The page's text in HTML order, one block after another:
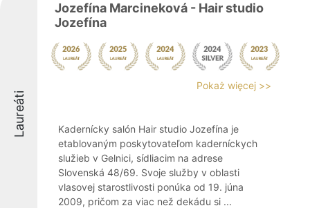
Laureáti
Jozefína Marcineková - Hair studio
Jozefína
Pokaż więcej >>
Kadernícky salón Hair studio Jozefína je
etablovaným poskytovateľom kaderníckych
služieb v Gelnici, sídliacim na adrese
Slovenská 48/69. Svoje služby v oblasti
vlasovej starostlivosti ponúka od 19. júna
2009, pričom za viac než dekádu si ...